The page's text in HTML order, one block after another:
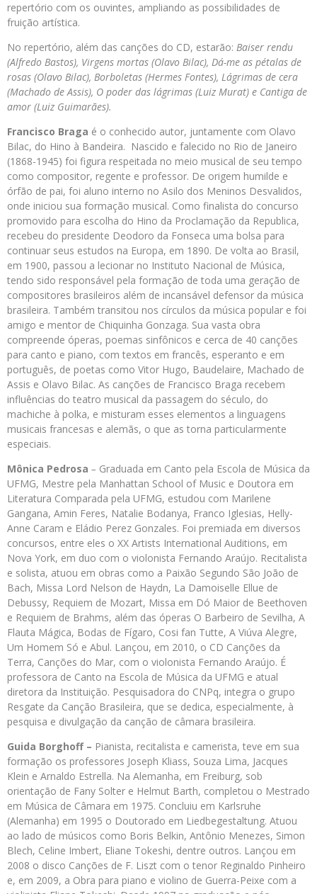
repertório com os ouvintes, ampliando as possibilidades de
fruição artística.
No repertório, além das canções do CD, estarão: Baiser rendu
(Alfredo Bastos), Virgens mortas (Olavo Bilac), Dá-me as pétalas de
rosas (Olavo Bilac), Borboletas (Hermes Fontes), Lágrimas de cera
(Machado de Assis), O poder das lágrimas (Luiz Murat) e Cantiga de
amor (Luiz Guimarães).
Francisco Braga é o conhecido autor, juntamente com Olavo
Bilac, do Hino à Bandeira. Nascido e falecido no Rio de Janeiro
(1868-1945) foi figura respeitada no meio musical de seu tempo
como compositor, regente e professor. De origem humilde e
órfão de pai, foi aluno interno no Asilo dos Meninos Desvalidos,
onde iniciou sua formação musical. Como finalista do concurso
promovido para escolha do Hino da Proclamação da Republica,
recebeu do presidente Deodoro da Fonseca uma bolsa para
continuar seus estudos na Europa, em 1890. De volta ao Brasil,
em 1900, passou a lecionar no Instituto Nacional de Música,
tendo sido responsável pela formação de toda uma geração de
compositores brasileiros além de incansável defensor da música
brasileira. Também transitou nos círculos da música popular e foi
amigo e mentor de Chiquinha Gonzaga. Sua vasta obra
compreende óperas, poemas sinfônicos e cerca de 40 canções
para canto e piano, com textos em francês, esperanto e em
português, de poetas como Vitor Hugo, Baudelaire, Machado de
Assis e Olavo Bilac. As canções de Francisco Braga recebem
influências do teatro musical da passagem do século, do
machiche à polka, e misturam esses elementos a linguagens
musicais francesas e alemãs, o que as torna particularmente
especiais.
Mônica Pedrosa – Graduada em Canto pela Escola de Música da
UFMG, Mestre pela Manhattan School of Music e Doutora em
Literatura Comparada pela UFMG, estudou com Marilene
Gangana, Amin Feres, Natalie Bodanya, Franco Iglesias, Helly-
Anne Caram e Eládio Perez Gonzales. Foi premiada em diversos
concursos, entre eles o XX Artists International Auditions, em
Nova York, em duo com o violonista Fernando Araújo. Recitalista
e solista, atuou em obras como a Paixão Segundo São João de
Bach, Missa Lord Nelson de Haydn, La Damoiselle Ellue de
Debussy, Requiem de Mozart, Missa em Dó Maior de Beethoven
e Requiem de Brahms, além das óperas O Barbeiro de Sevilha, A
Flauta Mágica, Bodas de Fígaro, Cosi fan Tutte, A Viúva Alegre,
Um Homem Só e Abul. Lançou, em 2010, o CD Canções da
Terra, Canções do Mar, com o violonista Fernando Araújo. É
professora de Canto na Escola de Música da UFMG e atual
diretora da Instituição. Pesquisadora do CNPq, integra o grupo
Resgate da Canção Brasileira, que se dedica, especialmente, à
pesquisa e divulgação da canção de câmara brasileira.
Guida Borghoff – Pianista, recitalista e camerista, teve em sua
formação os professores Joseph Kliass, Souza Lima, Jacques
Klein e Arnaldo Estrella. Na Alemanha, em Freiburg, sob
orientação de Fany Solter e Helmut Barth, completou o Mestrado
em Música de Câmara em 1975. Concluiu em Karlsruhe
(Alemanha) em 1995 o Doutorado em Liedbegestaltung. Atuou
ao lado de músicos como Boris Belkin, Antônio Menezes, Simon
Blech, Celine Imbert, Eliane Tokeshi, dentre outros. Lançou em
2008 o disco Canções de F. Liszt com o tenor Reginaldo Pinheiro
e, em 2009, a Obra para piano e violino de Guerra-Peixe com a